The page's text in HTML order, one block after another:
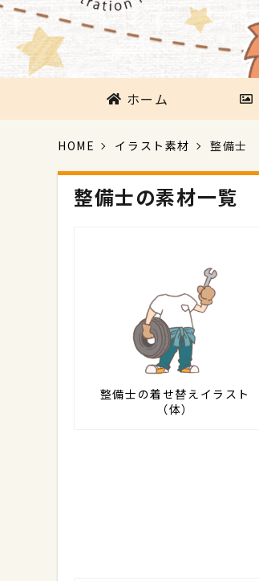
ホーム
HOME イラスト素材 整備士
整備士の素材一覧
整備士の着せ替えイラスト
（体）